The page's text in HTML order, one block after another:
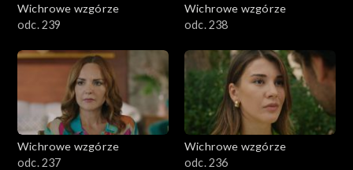
Wichrowe wzgórze
odc. 239
Wichrowe wzgórze
odc. 238
Wichrowe wzgórze
odc. 237
Wichrowe wzgórze
odc. 236